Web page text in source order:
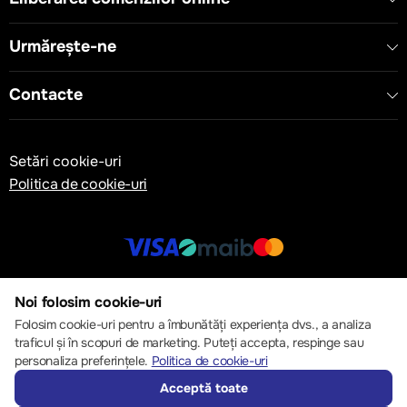
Urmărește-ne
Contacte
Setări cookie-uri
Politica de cookie-uri
© 2013 – 2026 ECOM
Noi folosim cookie-uri
Folosim cookie-uri pentru a îmbunătăți experiența dvs., a analiza
traficul și în scopuri de marketing. Puteți accepta, respinge sau
personaliza preferințele. Politica de cookie-uri
Acceptă toate